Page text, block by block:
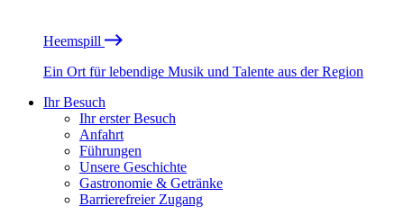
Heemspill
Ein Ort für lebendige Musik und Talente aus der Region
Ihr Besuch
Ihr erster Besuch
Anfahrt
Führungen
Unsere Geschichte
Gastronomie & Getränke
Barrierefreier Zugang